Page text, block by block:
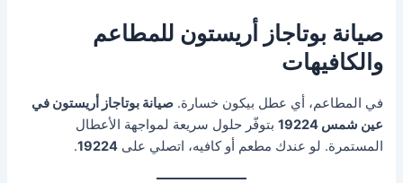
صيانة بوتاجاز أريستون للمطاعم
والكافيهات
في المطاعم، أي عطل بيكون خسارة.صيانة بوتاجاز أريستون في
عين شمس 19224
بتوفّر حلول سريعة لمواجهة الأعطال
المستمرة. لو عندك مطعم أو كافيه، اتصلي على19224
.